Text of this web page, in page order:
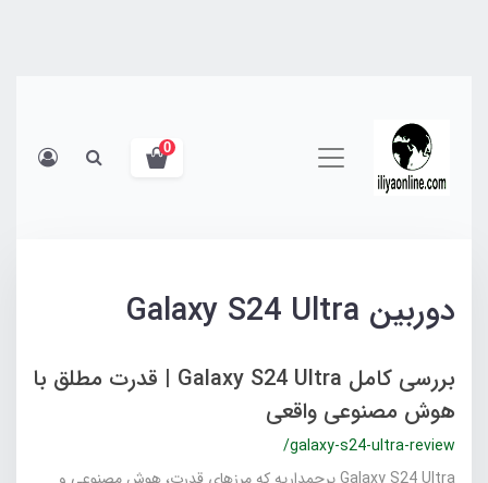
0
دوربین Galaxy S24 Ultra
بررسی کامل Galaxy S24 Ultra | قدرت مطلق با
هوش مصنوعی واقعی
/galaxy-s24-ultra-review